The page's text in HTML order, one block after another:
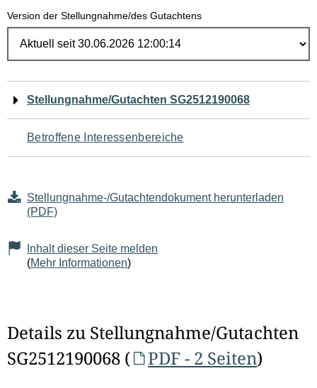
Version der Stellungnahme/des Gutachtens
Navigation
für
den
Seiteninhalt
Stellungnahme/Gutachten SG2512190068
Betroffene Interessenbereiche
Stellungnahme-/Gutachtendokument herunterladen
(PDF)
Inhalt dieser Seite melden
(Mehr Informationen)
Details zu Stellungnahme/Gutachten
SG2512190068 (
PDF - 2 Seiten)